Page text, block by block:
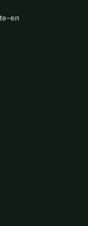
en